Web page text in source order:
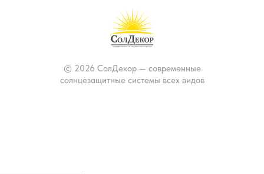
© 2026 СолДекор — современные
солнцезащитные системы всех видов